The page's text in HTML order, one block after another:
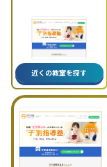
近くの教室を探す